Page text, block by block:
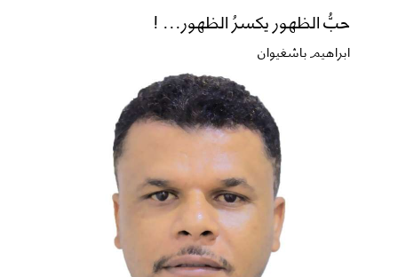
حبُّ الظهور يكسرُ الظهور... !
ابراهيم باشغيوان